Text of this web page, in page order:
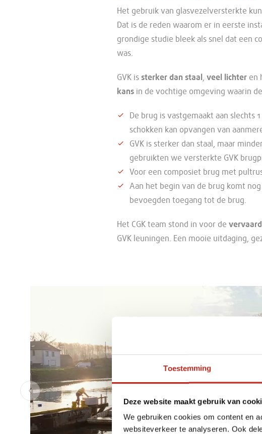
Toestemming
Deze website maakt gebruik van
We gebruiken cookies om content en
websiteverkeer te analyseren. Ook
Het gebruik van glasvezelversterkte
Dat is de reden waarom er in eerste
grondige studie bleek als snel dat een
was.
GVK issterker dan staal, veel lichter en
kans in de vochtige omgeving waarin
De brug is vastgemaakt aan
schokken kan opvangen van
GVK is sterker dan staal, maar
gebruikten we versterkte GVK
Voor een composiet brug met
Aan het begin van de brug komt
bevoegden toegang tot de brug.
Het CGK team stond in voor de
GVK leuningen. Een mooie uitdaging,
Vorige